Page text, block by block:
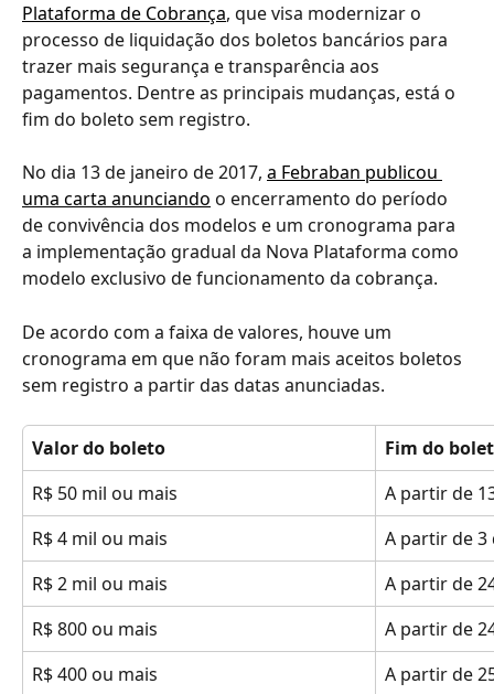
Plataforma de Cobrança, que visa modernizar o
processo de liquidação dos boletos bancários para
trazer mais segurança e transparência aos
pagamentos. Dentre as principais mudanças, está o
fim do boleto sem registro.
No dia 13 de janeiro de 2017, a Febraban publicou
uma carta anunciando o encerramento do período
de convivência dos modelos e um cronograma para
a implementação gradual da Nova Plataforma como
modelo exclusivo de funcionamento da cobrança.
De acordo com a faixa de valores, houve um
cronograma em que não foram mais aceitos boletos
sem registro a partir das datas anunciadas.
Valor do boleto
Fim do
R$ 50 mil ou mais
A partir de
R$ 4 mil ou mais
A partir de 3
R$ 2 mil ou mais
A partir de
R$ 800 ou mais
A partir de
R$ 400 ou mais
A partir de